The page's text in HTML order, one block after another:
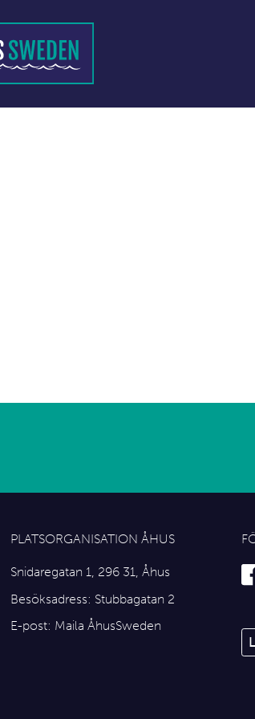
PLATSORGANISATION ÅHUS
Snidaregatan 1, 296 31, Åhus
Besöksadress: Stubbagatan 2
E-post: Maila ÅhusSweden